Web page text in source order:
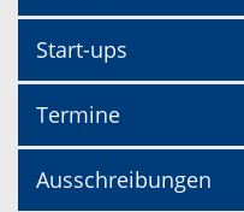
Start-ups
Termine
Ausschreibungen